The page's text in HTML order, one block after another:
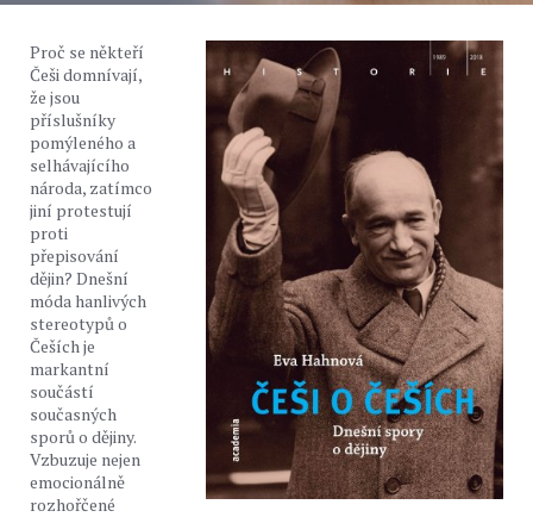
Proč se někteří
Češi domnívají,
že jsou
příslušníky
pomýleného a
selhávajícího
národa, zatímco
jiní protestují
proti
přepisování
dějin? Dnešní
móda hanlivých
stereotypů o
Češích je
markantní
součástí
současných
sporů o dějiny.
Vzbuzuje nejen
emocionálně
rozhořčené